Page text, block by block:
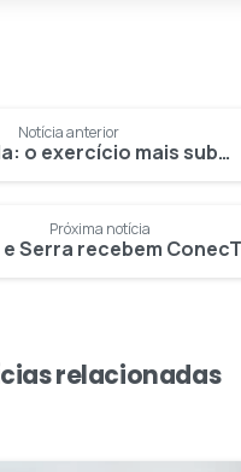
Notícia anterior
Caminhada: o exercício mais subestimado
Próxima notícia
relacionadas